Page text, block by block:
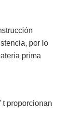
por lo
prima
proporcionan